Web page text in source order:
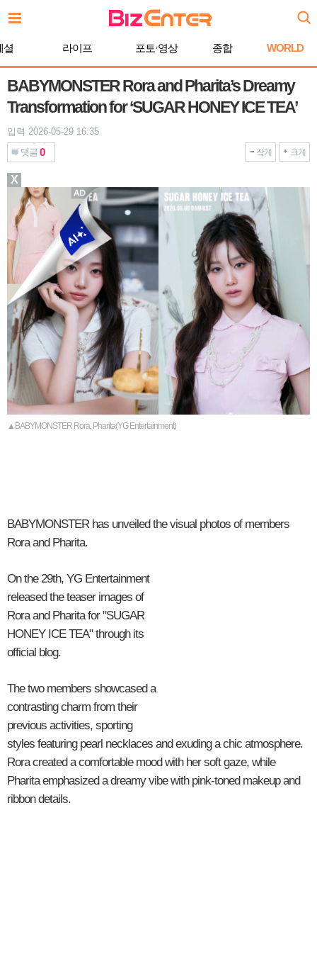
문
로셜 라이프 포토·영상 종합 WORLD
BABYMONSTER Rora and Pharita’s Dreamy
Transformation for ‘SUGAR HONEY ICE TEA’
입력 2026-05-29 16:35
댓글 0 작게 크게
▲BABYMONSTER Rora, Pharita(YG Entertainment)
BABYMONSTER has unveiled the visual photos of members
Rora and Pharita.
On the 29th, YG Entertainment
released the teaser images of
Rora and Pharita for "SUGAR
HONEY ICE TEA" through its
official blog.
The two members showcased a
contrasting charm from their
previous activities, sporting
styles featuring pearl necklaces and exuding a chic atmosphere.
Rora created a comfortable mood with her soft gaze, while
Pharita emphasized a dreamy vibe with pink-toned makeup and
ribbon details.
X